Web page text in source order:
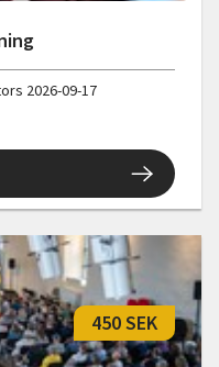
2026-09-17
450 SEK